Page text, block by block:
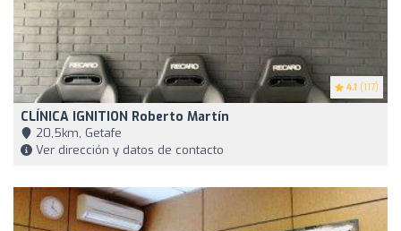
4.1 (117)
CLÍNICA IGNITION Roberto Martín
20,5km, Getafe
Ver dirección y datos de contacto